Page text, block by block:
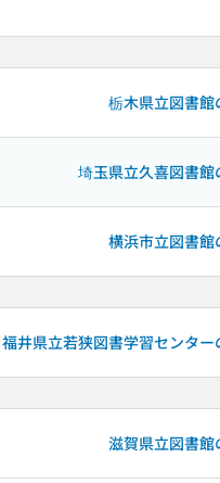
栃木県立図書
埼玉県立久喜図書
横浜市立図書
福井県立若狭図書学習センタ
滋賀県立図書